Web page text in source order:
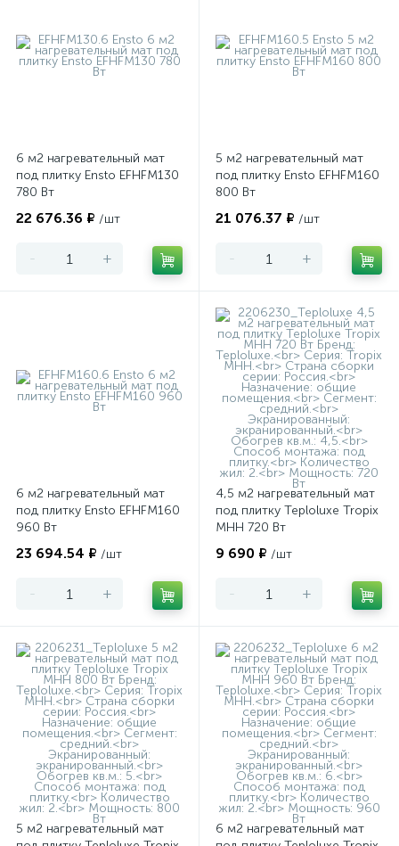
6 м2 нагревательный мат
под плитку Ensto EFHFM130
780 Вт
22 676.36 ₽ /шт
- +
5 м2 нагревательный мат
под плитку Ensto EFHFM160
800 Вт
21 076.37 ₽ /шт
- +
6 м2 нагревательный мат
под плитку Ensto EFHFM160
960 Вт
23 694.54 ₽ /шт
- +
4,5 м2 нагревательный мат
под плитку Teploluxe Tropix
МНН 720 Вт
9 690 ₽ /шт
- +
5 м2 нагревательный мат
6 м2 нагревательный мат